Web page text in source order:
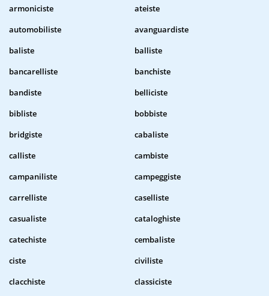
armoniciste
ateiste
automobiliste
avanguardiste
baliste
balliste
bancarelliste
banchiste
bandiste
belliciste
bibliste
bobbiste
bridgiste
cabaliste
calliste
cambiste
campaniliste
campeggiste
carrelliste
caselliste
casualiste
cataloghiste
catechiste
cembaliste
ciste
civiliste
clacchiste
classiciste